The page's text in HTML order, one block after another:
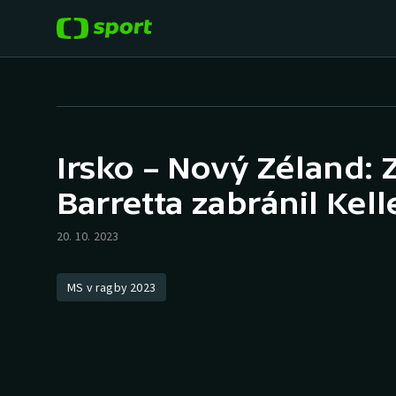
Hokej
Tenis
Cyklistika
Baseball a softbal
Basketbal
Irsko – Nový Zéland:
Barretta zabránil
20. 10. 2023
MS v ragby 2023